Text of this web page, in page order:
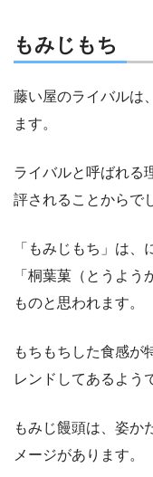
もみじもち
藤い屋のライバルは
ます。
ライバルと呼ばれる
評されることからで
「もみじもち」は
「桐葉菓（とうよ
ものと思われます。
もちもちした食感が
レンドしてあるよう
もみじ饅頭は、姿か
メージがあります。